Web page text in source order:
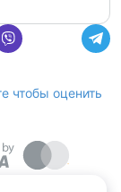
чтобы оценить